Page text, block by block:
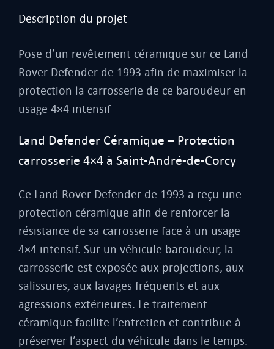
Description du projet
Pose d’un revêtement céramique sur ce Land
Rover Defender de 1993 afin de maximiser la
protection la carrosserie de ce baroudeur en
usage 4×4 intensif
Land Defender Céramique – Protection
carrosserie 4×4 à Saint-André-de-Corcy
Ce Land Rover Defender de 1993 a reçu une
protection céramique afin de renforcer la
résistance de sa carrosserie face à un usage
4×4 intensif. Sur un véhicule baroudeur, la
carrosserie est exposée aux projections, aux
salissures, aux lavages fréquents et aux
agressions extérieures. Le traitement
céramique facilite l’entretien et contribue à
préserver l’aspect du véhicule dans le temps.